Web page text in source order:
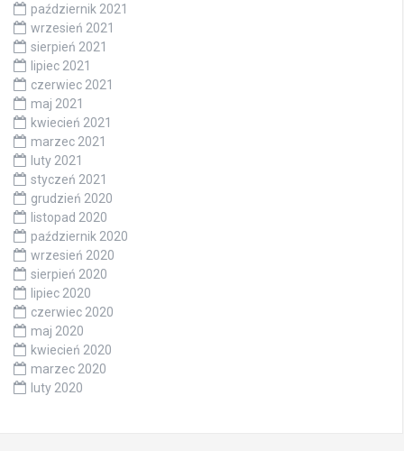
październik 2021
wrzesień 2021
sierpień 2021
lipiec 2021
czerwiec 2021
maj 2021
kwiecień 2021
marzec 2021
luty 2021
styczeń 2021
grudzień 2020
listopad 2020
październik 2020
wrzesień 2020
sierpień 2020
lipiec 2020
czerwiec 2020
maj 2020
kwiecień 2020
marzec 2020
luty 2020